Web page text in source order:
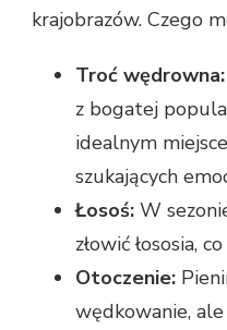
krajobrazów. Czego
Troć wędrowna:
z bogatej
idealnym
szukających
Łosoś: W
złowić łososia,
Otoczenie:
wędkowanie,